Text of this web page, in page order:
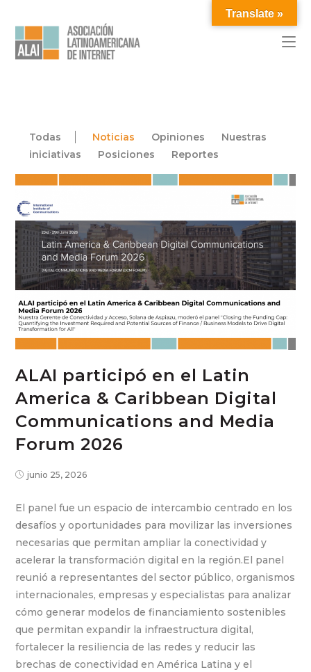
Todas Noticias Opiniones
Nuestras
iniciativas
Posiciones Reportes
ALAI participó en el Latin
America & Caribbean Digital
Communications and Media
Forum 2026
junio 25, 2026
El panel fue un espacio de intercambio centrado en los
desafíos y oportunidades para movilizar las inversiones
necesarias que permitan ampliar la conectividad y
acelerar la transformación digital en la región.El panel
reunió a representantes del sector público, organismos
internacionales, empresas y especialistas para analizar
cómo generar modelos de financiamiento sostenibles
que permitan expandir la infraestructura digital,
fortalecer la resiliencia de las redes y reducir las
brechas de conectividad en América Latina y el
Translate »